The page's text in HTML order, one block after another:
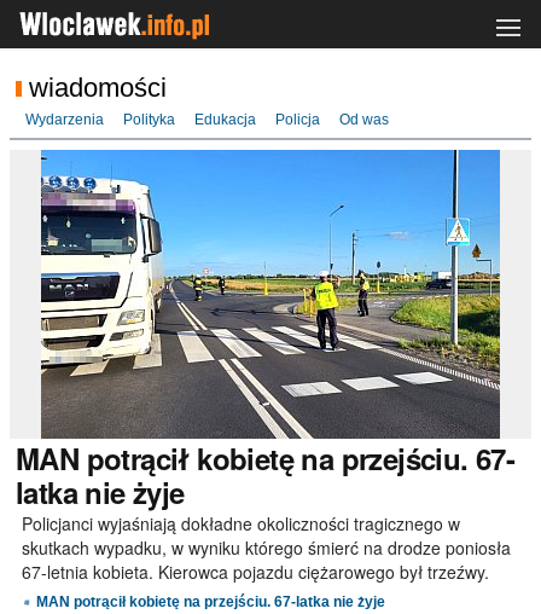
wiadomości
Wydarzenia Polityka Edukacja Policja Od was
MAN potrącił kobietę na przejściu. 67-
latka nie żyje
Policjanci wyjaśniają dokładne okoliczności tragicznego w
skutkach wypadku, w wyniku którego śmierć na drodze poniosła
67-letnia kobieta. Kierowca pojazdu ciężarowego był trzeźwy.
MAN potrącił kobietę na przejściu. 67-latka nie żyje